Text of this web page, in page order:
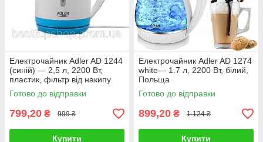
Електрочайник Adler AD 1244
(синій) — 2,5 л, 2200 Вт,
пластик, фільтр від накипу
Готово до відправки
799,20 ₴ 999 ₴
Купити
Електрочайник Adler AD 1274
white— 1.7 л, 2200 Вт, білий,
Польща
Готово до відправки
899,20 ₴ 1 124 ₴
Купити